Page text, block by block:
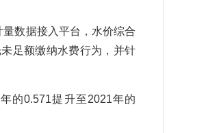
数据接入平台，水价综合
足额缴纳水费行为，并针
的0.571提升至2021年的